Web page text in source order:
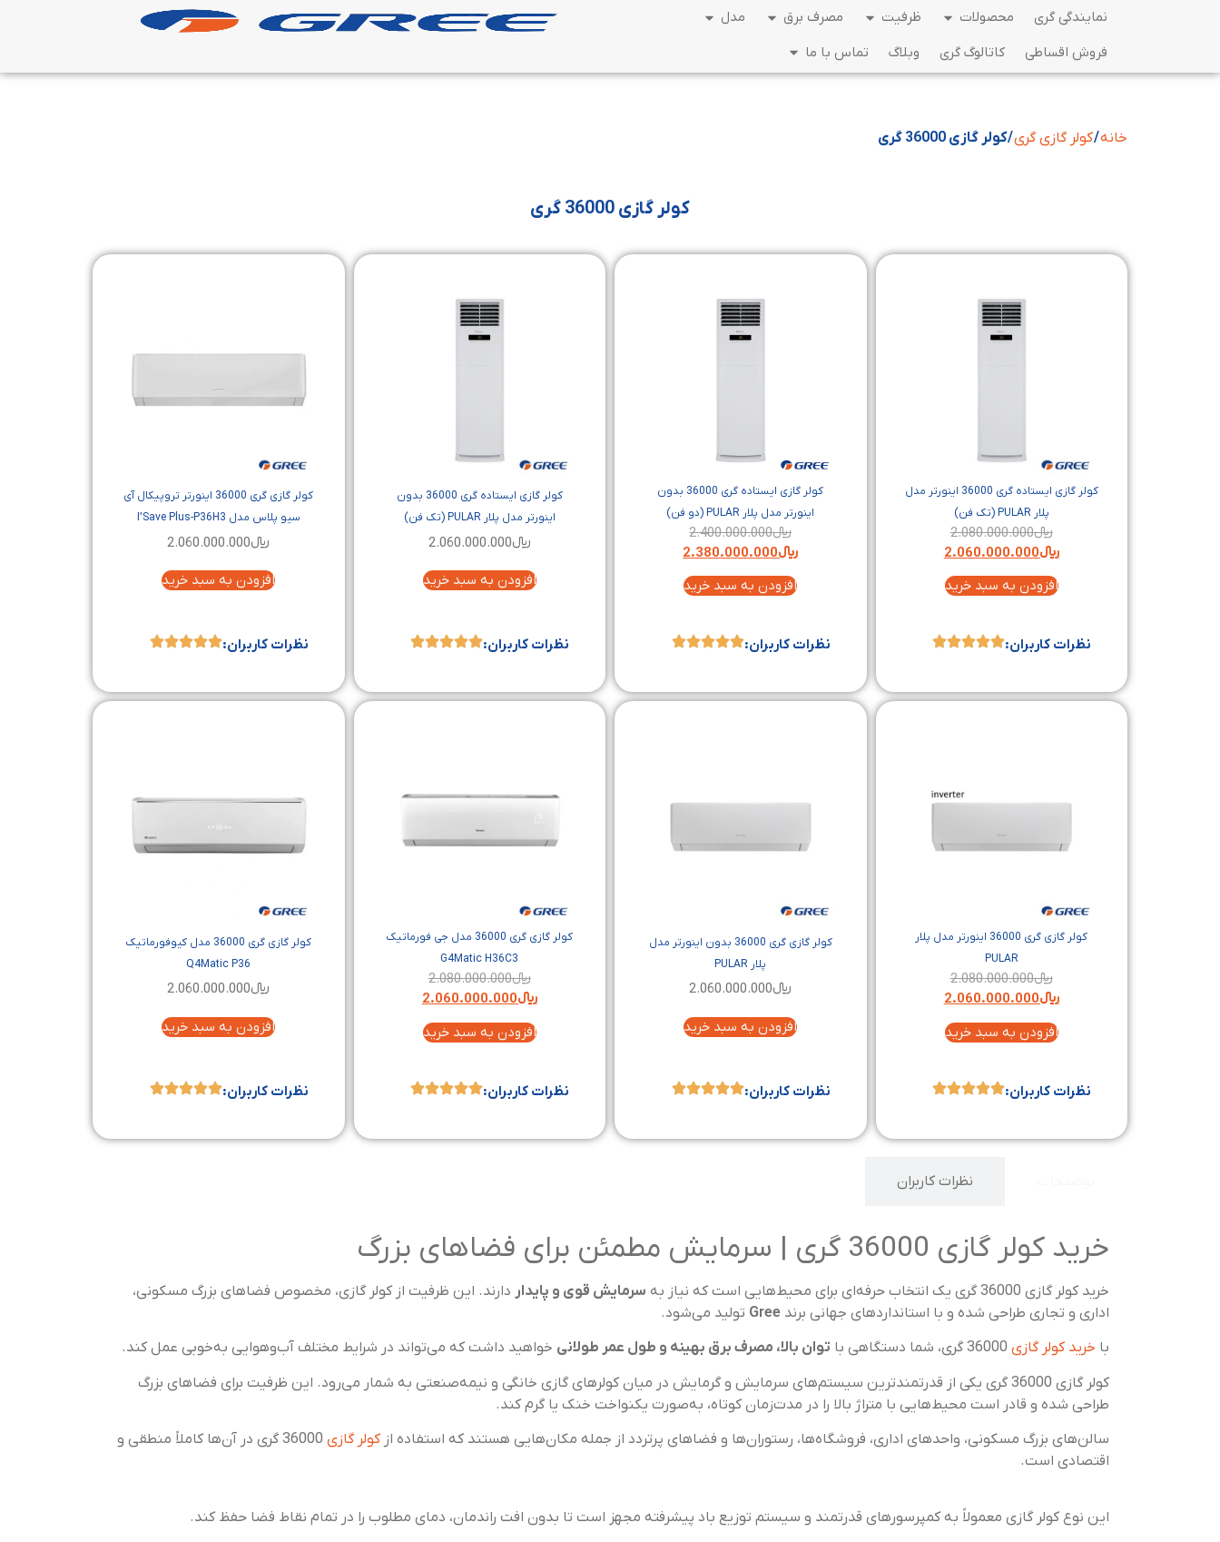
نمایندگی گری محصولات ظرفیت مصرف برق
مدل
فروش اقساطی
کاتالوگ گری وبلاگ تماس با ما
خانه/کولر گازی گری/ کولر گازی 36000 گری
کولر گازی 36000 گری
کولر گازی ایستاده گری 36000 اینورتر مدل
پلار PULAR (تک فن)
﷼2.080.000.000
﷼2.060.000.000
افزودن به سبد خرید
نظرات کاربران:
کولر گازی ایستاده گری 36000 بدون
اینورتر مدل پلار PULAR (دو فن)
﷼2.400.000.000
﷼2.380.000.000
افزودن به سبد خرید
نظرات کاربران:
کولر گازی ایستاده گری 36000 بدون
اینورتر مدل پلار PULAR (تک فن)
﷼2.060.000.000
افزودن به سبد خرید
نظرات کاربران:
کولر گازی گری 36000 اینورتر تروپیکال آی
سیو پلاس مدل I’Save Plus-P36H3
﷼2.060.000.000
افزودن به سبد خرید
نظرات کاربران:
کولر گازی گری 36000 اینورتر مدل پلار
PULAR
﷼2.080.000.000
﷼2.060.000.000
افزودن به سبد خرید
نظرات کاربران:
کولر گازی گری 36000 بدون اینورتر مدل
پلار PULAR
﷼2.060.000.000
افزودن به سبد خرید
نظرات کاربران:
کولر گازی گری 36000 مدل جی فورماتیک
G4Matic H36C3
﷼2.080.000.000
﷼2.060.000.000
افزودن به سبد خرید
نظرات کاربران:
کولر گازی گری 36000 مدل کیوفورماتیک
Q4Matic P36
﷼2.060.000.000
افزودن به سبد خرید
نظرات کاربران:
نظرات کاربران
خرید کولر گازی 36000 گری | سرمایش مطمئن برای فضاهای بزرگ
خرید کولر گازی 36000 گری یک انتخاب حرفه‌ای برای محیط‌هایی است که نیاز به سرمایش قوی و پایدار دارند. این ظرفیت از کولر گازی، مخصوص فضاهای بزرگ مسکونی،
اداری و تجاری طراحی شده و با استانداردهای جهانی برند Gree تولید می‌شود.
با خرید کولر گازی توان بالا، مصرف برق بهینه و طول عمر طولانی خواهید داشت که می‌تواند در شرایط مختلف آب‌وهوایی به‌خوبی عمل کند.
کولر گازی 36000 گری یکی از قدرتمندترین سیستم‌های سرمایش و گرمایش در میان کولرهای گازی خانگی و نیمه‌صنعتی به شمار می‌رود. این ظرفیت برای فضاهای بزرگ
طراحی شده و قادر است محیط‌هایی با متراژ بالا را در مدت‌زمان کوتاه، به‌صورت یکنواخت خنک یا گرم کند.
سالن‌های بزرگ مسکونی، واحدهای اداری، فروشگاه‌ها، رستوران‌ها و فضاهای پرتردد از جمله مکان‌هایی هستند که استفاده ازکولر گازی
36000 گری در آن‌ها کاملاً منطقی و
اقتصادی است.
این نوع کولر گازی معمولاً به کمپرسورهای قدرتمند و سیستم توزیع باد پیشرفته مجهز است تا بدون افت راندمان، دمای مطلوب را در تمام نقاط فضا حفظ کند.